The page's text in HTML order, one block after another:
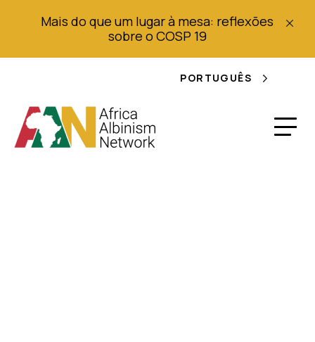
Mais do que um lugar à mesa: reflexões
sobre o COSP 19
PORTUGUÊS